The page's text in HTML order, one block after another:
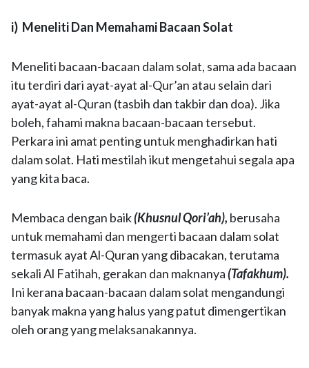
i) Meneliti Dan Memahami Bacaan Solat
Meneliti bacaan-bacaan dalam solat, sama ada bacaan
itu terdiri dari ayat-ayat al-Qur’an atau selain dari
ayat-ayat al-Quran (tasbih dan takbir dan doa). Jika
boleh, fahami makna bacaan-bacaan tersebut.
Perkara ini amat penting untuk menghadirkan hati
dalam solat. Hati mestilah ikut mengetahui segala apa
yang kita baca.
Membaca dengan baik(Khusnul Qori’ah), berusaha
untuk memahami dan mengerti bacaan dalam solat
termasuk ayat Al-Quran yang dibacakan, terutama
sekali Al Fatihah, gerakan dan maknanya(Tafakhum).
Ini kerana bacaan-bacaan dalam solat mengandungi
banyak makna yang halus yang patut dimengertikan
oleh orang yang melaksanakannya.